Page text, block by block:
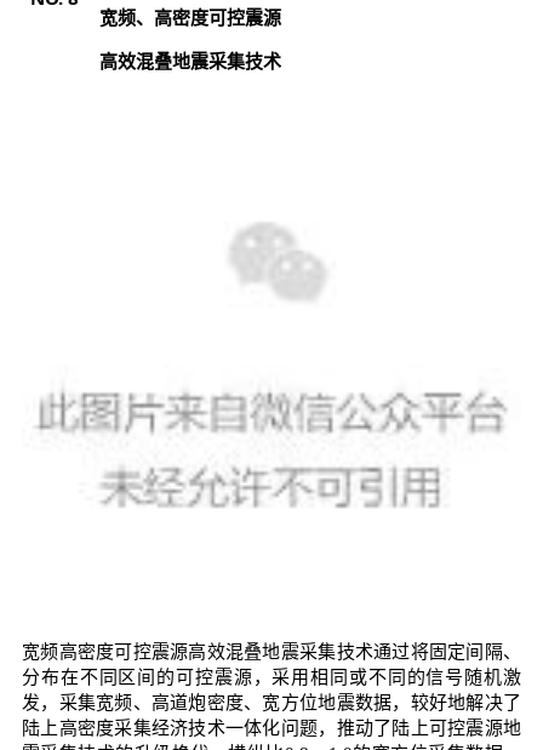
宽频、高密度可控震源
高效混叠地震采集技术
宽频高密度可控震源高效混叠地震采集技术通过将固定间隔、
分布在不同区间的可控震源，采用相同或不同的信号随机激
发，采集宽频、高道炮密度、宽方位地震数据，较好地解决了
陆上高密度采集经济技术一体化问题，推动了陆上可控震源地